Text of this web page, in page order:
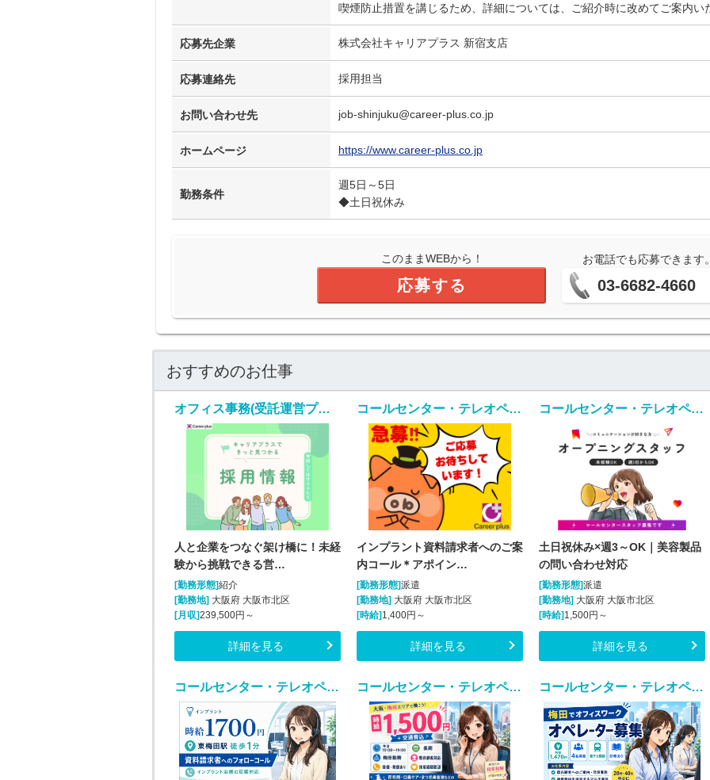
喫煙防止措置を講じるため、詳細については、ご紹介時に改めてご案内い
応募先企業 株式会社キャリアプラス 新宿支店
応募連絡先 採用担当
お問い合わせ先 job-shinjuku@career-plus.co.jp
ホームページ https://www.career-plus.co.jp
勤務条件
週5日～5日
◆土日祝休み
このままWEBから！
応募する
お電話でも応募できます
03-6682-4660
おすすめのお仕事
オフィス事務(受託運営プロジェクトリーダー職/随時入社)
人と企業をつなぐ架け橋に！未経
験から挑戦できる営…
[勤務形態]紹介
[勤務地] 大阪府 大阪市北区
[月収]239,500円～
詳細を見る
コールセンター・テレオペ（発信）(資料請求者向けコールセンター)
インプラント資料請求者へのご案
内コール＊アポイン…
[勤務形態]派遣
[勤務地] 大阪府 大阪市北区
[時給] 1,400円～
詳細を見る
コールセンター・テレオペ（受信）(美容製品のコールセンタースタッフ)
土日祝休み×週3～OK｜美容製品
の問い合わせ対応
[勤務形態]派遣
[勤務地] 大阪府 大阪市北区
[時給] 1,500円～
詳細を見る
コールセンター・テレオペ（発信）(インプラント治療の資料請求者へのフォローコール) コールセンター・テレオペ（受信）(化粧品通販の受発信業務) コールセンター・テレオペ（発信）(既存顧客へのご案内コールスタッフ（オープニングスタッフ）)